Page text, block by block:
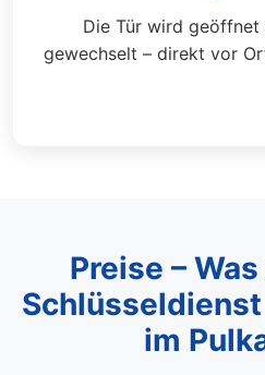
Die Tür wird geöffnet
gewechselt – direkt vor
Preise –
im